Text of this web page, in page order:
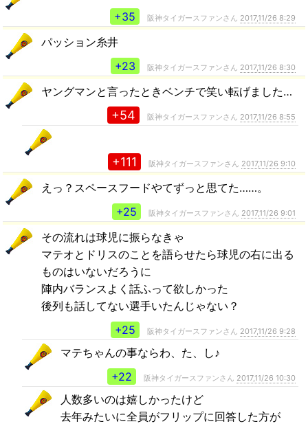
+35
阪神タイガースファンさん 2017,11/26 8:29
パッション糸井
+23
阪神タイガースファンさん 2017,11/26 8:30
ヤングマンと言ったときベンチで笑い転げました…
+54 阪神タイガースファンさん 2017,11/26 8:55
+111 阪神タイガースファンさん 2017,11/26 9:10
えっ？スペースフードやてずっと思てた……。
+25
阪神タイガースファンさん 2017,11/26 9:01
その流れは球児に振らなきゃ
マテオとドリスのことを語らせたら球児の右に出る
ものはいないだろうに
陣内バランスよく話ふって欲しかった
後列も話してない選手いたんじゃない？
+25
阪神タイガースファンさん 2017,11/26 9:28
マテちゃんの事ならわ、た、し♪
+22
阪神タイガースファンさん 2017,11/26 10:30
人数多いのは嬉しかったけど
去年みたいに全員がフリップに回答した方が